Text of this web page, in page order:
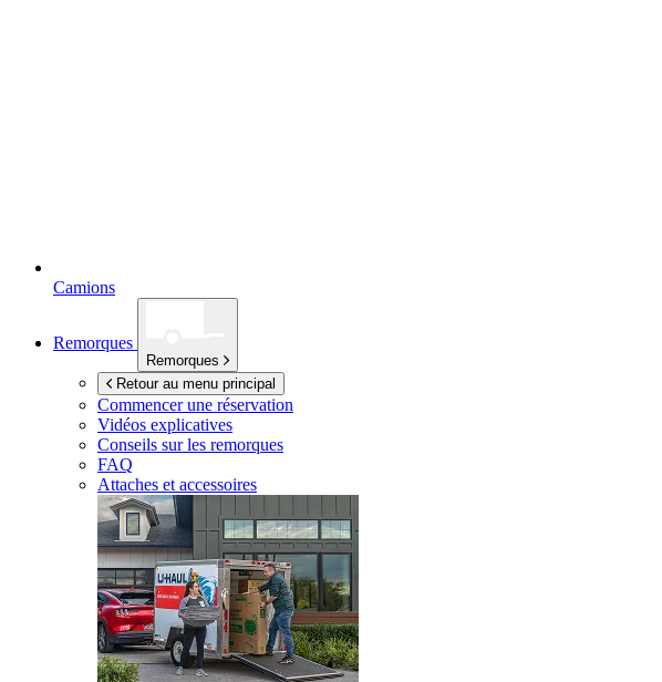
Camions
Remorques
Remorques
Retour au menu principal
Commencer une réservation
Vidéos explicatives
Conseils sur les remorques
FAQ
Attaches et accessoires